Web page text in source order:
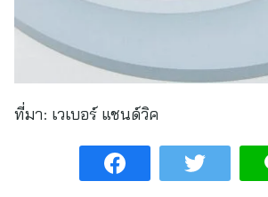
ที่มา: เวเบอร์ แชนด์วิค